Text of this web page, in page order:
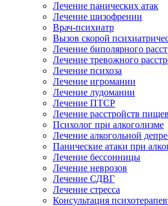
Лечение панических атак
Лечение шизофрении
Врач-психиатр
Вызов скорой
Лечение биполярного
Лечение тревожного
Лечение психоза
Лечение игромании
Лечение лудомании
Лечение ПТСР
Лечение расстройств
Психолог при алкоголизме
Лечение алкогольной
Панические атаки при
Лечение бессонницы
Лечение неврозов
Лечение СДВГ
Лечение стресса
Консультация